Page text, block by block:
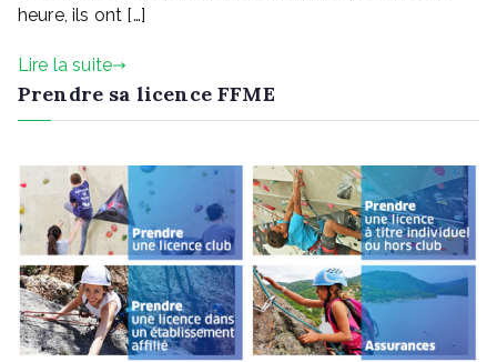
heure, ils ont […]
Lire la suite
Prendre sa licence FFME